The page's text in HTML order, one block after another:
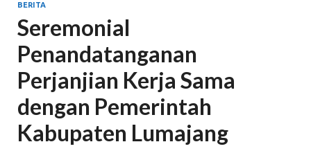
BERITA
Seremonial
Penandatanganan
Perjanjian Kerja Sama
dengan Pemerintah
Kabupaten Lumajang